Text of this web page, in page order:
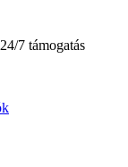
7 támogatás